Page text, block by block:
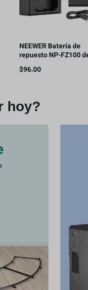
NEEWER Batería de
repuesto NP-FZ100
2280 mAh con kit de
cargador USB de doble
$96.00
hoy?